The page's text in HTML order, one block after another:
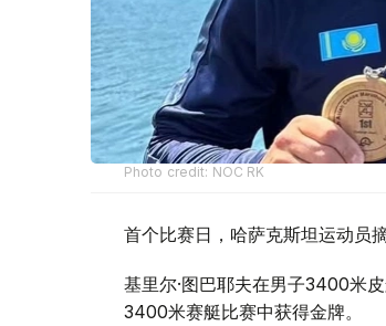
Photo credit: NOC RK
首个比赛日，哈萨克斯坦运动员
基里尔·图巴耶夫在男子3400米
3400米赛艇比赛中获得金牌。